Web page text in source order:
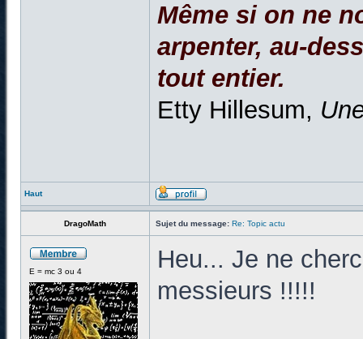
Même si on ne
arpenter, au-
tout entier.
Etty Hillesum,
Haut
DragoMath Sujet du message: Re: Topic actu
E = mc 3 ou 4
Heu... Je ne
messieurs !!!!!